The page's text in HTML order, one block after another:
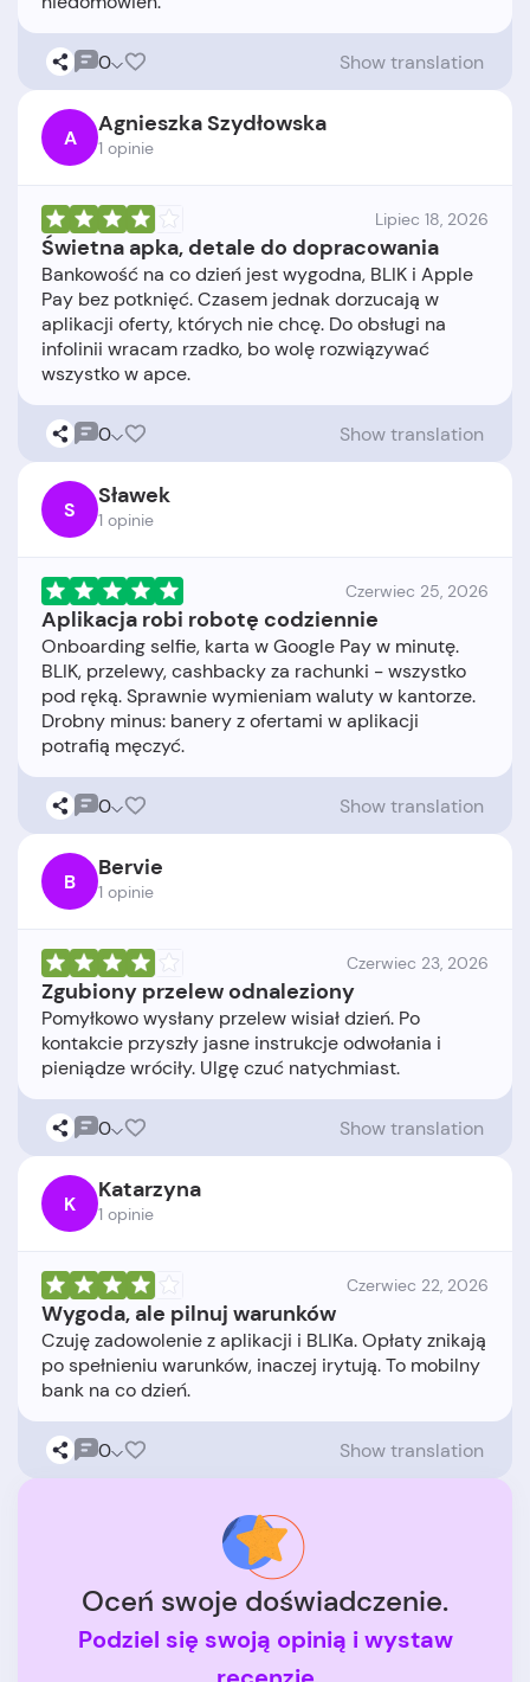
0 Show translation
A Agnieszka Szydłowska
1 opinie
Lipiec 18, 2026
Świetna apka, detale do dopracowania
Bankowość na co dzień jest wygodna, BLIK i Apple
Pay bez potknięć. Czasem jednak dorzucają w
aplikacji oferty, których nie chcę. Do obsługi na
infolinii wracam rzadko, bo wolę rozwiązywać
0 Show translation
S Sławek
1 opinie
Czerwiec 25, 2026
Aplikacja robi robotę codziennie
Onboarding selfie, karta w Google Pay w minutę.
BLIK, przelewy, cashbacky za rachunki - wszystko
pod ręką. Sprawnie wymieniam waluty w kantorze.
Drobny minus: banery z ofertami w aplikacji
0 Show translation
B Bervie
1 opinie
Czerwiec 23, 2026
Zgubiony przelew odnaleziony
Pomyłkowo wysłany przelew wisiał dzień. Po
kontakcie przyszły jasne instrukcje odwołania i
0 Show translation
K Katarzyna
1 opinie
Czerwiec 22, 2026
Wygoda, ale pilnuj warunków
Czuję zadowolenie z aplikacji i BLIKa. Opłaty znikają
po spełnieniu warunków, inaczej irytują. To mobilny
0 Show translation
Oceń swoje doświadczenie.
Podziel się swoją opinią i wystaw